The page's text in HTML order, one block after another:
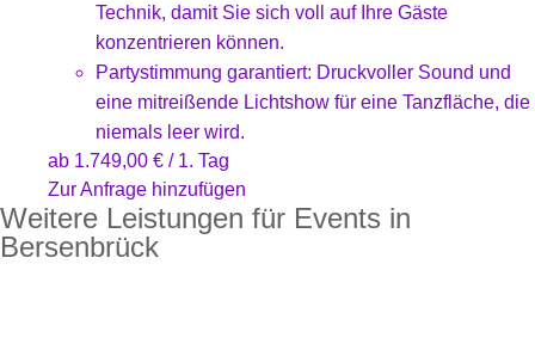
Technik, damit Sie sich voll auf Ihre Gäste
konzentrieren können.
Partystimmung garantiert: Druckvoller Sound und
eine mitreißende Lichtshow für eine Tanzfläche, die
niemals leer wird.
ab 1.749,00 € / 1. Tag
Zur Anfrage hinzufügen
Weitere Leistungen für Events in
Bersenbrück